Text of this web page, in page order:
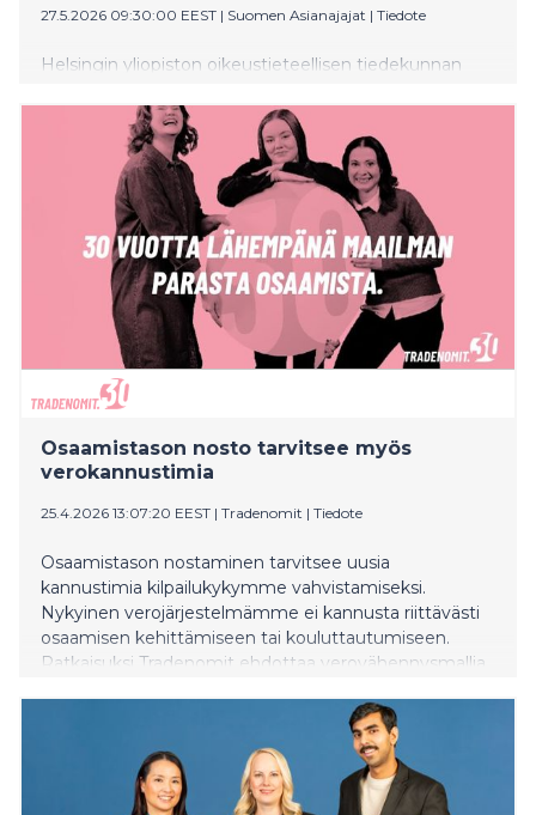
27.5.2026 09:30:00 EEST | Suomen Asianajajat | Tiedote
Helsingin yliopiston oikeustieteellisen tiedekunnan
poikkeuksellisen liiketaloudellisesta näkökulmasta.
Advokaatissa kerrotaan myös, millaisista merkeistä
asianajaja voi tunnistaa ihmiskaupan sekä kuullaan
tiettyihin erikoisaloihin keskittyvien asianajotoimistojen
kuulumisia.
Osaamistason nosto tarvitsee myös
verokannustimia
25.4.2026 13:07:20 EEST | Tradenomit | Tiedote
Osaamistason nostaminen tarvitsee uusia
kannustimia kilpailukykymme vahvistamiseksi.
Nykyinen verojärjestelmämme ei kannusta riittävästi
osaamisen kehittämiseen tai kouluttautumiseen.
Ratkaisuksi Tradenomit ehdottaa verovähennysmallia,
omaehtoisen koulutuksen kustannukset.